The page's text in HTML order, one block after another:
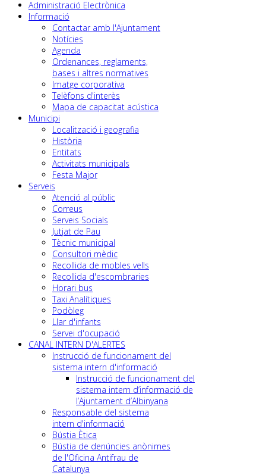
Administració Electrònica
Informació
Contactar amb l'Ajuntament
Notícies
Agenda
Ordenances, reglaments,
bases i altres normatives
Imatge corporativa
Telèfons d'interès
Mapa de capacitat acústica
Municipi
Localització i geografia
Història
Entitats
Activitats municipals
Festa Major
Serveis
Atenció al públic
Correus
Serveis Socials
Jutjat de Pau
Tècnic municipal
Consultori mèdic
Recollida de mobles vells
Recollida d'escombraries
Horari bus
Taxi Analítiques
Podòleg
Llar d'infants
Servei d'ocupació
CANAL INTERN D'ALERTES
Instrucció de funcionament del
sistema intern d'informació
Instrucció de funcionament del
sistema intern d’informació de
l’Ajuntament d’Albinyana
Responsable del sistema
intern d'informació
Bústia Ètica
Bústia de denúncies anònimes
de l'Oficina Antifrau de
Catalunya